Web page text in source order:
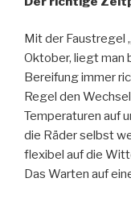
Mit der Faustregel
Oktober, liegt man
Bereifung immer
Regel den
Temperaturen auf
die Räder selbst
flexibel auf die
Das Warten auf